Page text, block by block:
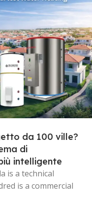
da 100 ville?
di
intelligente
is a technical
is a commercial